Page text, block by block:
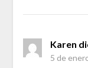
Karen
5 de